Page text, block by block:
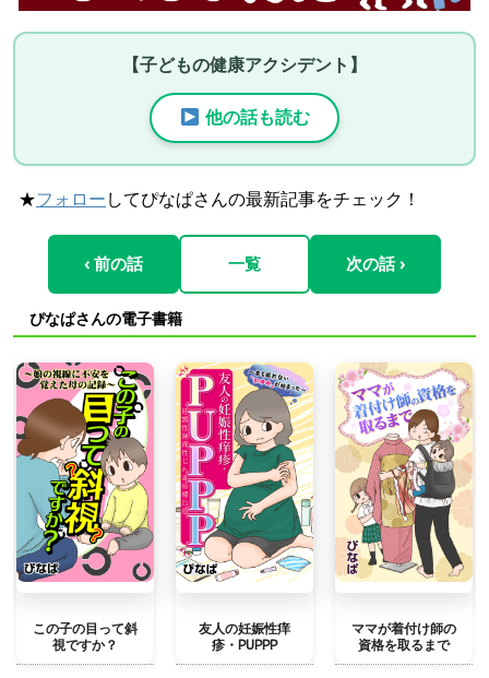
【子どもの健康アクシデント】
他の話も読む
★フォロー してぴなぱさんの最新記事をチェック！
‹ 前の話 一覧 次の話 ›
ぴなぱさんの電子書籍
この子の目って斜
視ですか？
友人の妊娠性痒
疹・PUPPP
ママが着付け師の
資格を取るまで